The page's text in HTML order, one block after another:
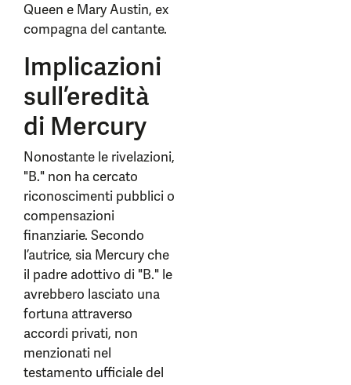
Queen e Mary Austin, ex
compagna del cantante.
Implicazioni
sull’eredità
di Mercury
Nonostante le rivelazioni,
"B." non ha cercato
riconoscimenti pubblici o
compensazioni
finanziarie. Secondo
l’autrice, sia Mercury che
il padre adottivo di "B." le
avrebbero lasciato una
fortuna attraverso
accordi privati, non
menzionati nel
testamento ufficiale del